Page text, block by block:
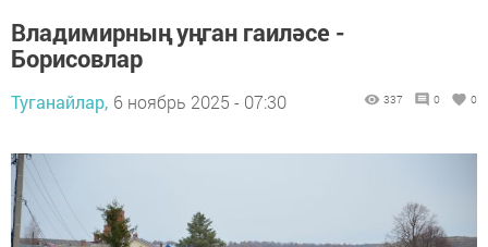
Владимирның уңган гаиләсе -
Борисовлар
Туганайлар, 6 ноябрь 2025 - 07:30 337 0 0